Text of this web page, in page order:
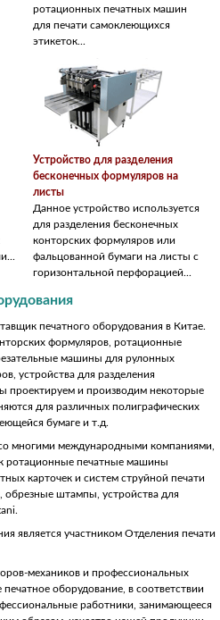
ротационных печатных машин
для печати самоклеющихся
этикеток...
Устройство для разделения
бесконечных формуляров на
листы
Данное устройство используется
для разделения бесконечных
конторских формуляров или
фальцованной бумаги на листы с
горизонтальной перфорацией...
печатного оборудования в Китае.
формуляров, ротационные
машины для рулонных
устройства для разделения
проектируем и производим некоторые
для различных полиграфических
бумаге и т.д.
многими международными компаниями,
ротационные печатные машины
карточек и систем струйной печати
обрезные штампы, устройства для
является участником Отделения печати
механиков и профессиональных
оборудование, в соответствии
работники, занимающееся